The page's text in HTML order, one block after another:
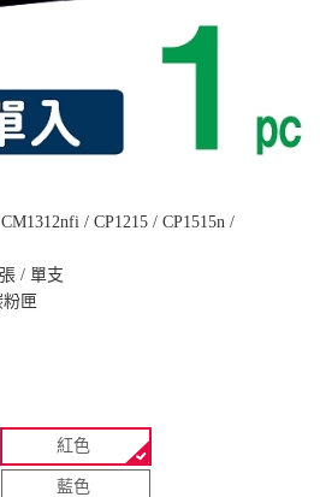
/ CP1215 / CP1515n /
/ 單支
匣
紅色
藍色